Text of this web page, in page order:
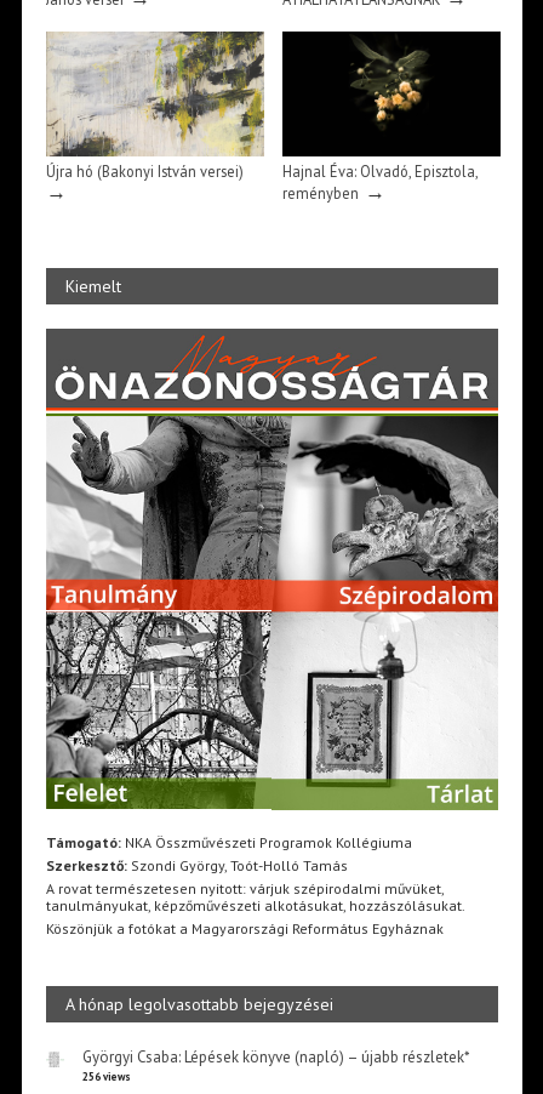
Újra hó (Bakonyi István versei)
→
Hajnal Éva: Olvadó, Episztola,
reményben →
Kiemelt
Támogató:NKA Összművészeti Programok Kollégiuma
Szerkesztő:Szondi György, Toót-Holló Tamás
A rovat természetesen nyitott: várjuk szépirodalmi művüket,
tanulmányukat, képzőművészeti alkotásukat, hozzászólásukat.
Köszönjük a fotókat a Magyarországi Református Egyháznak
A hónap legolvasottabb bejegyzései
Györgyi Csaba: Lépések könyve (napló) – újabb részletek*
256 views